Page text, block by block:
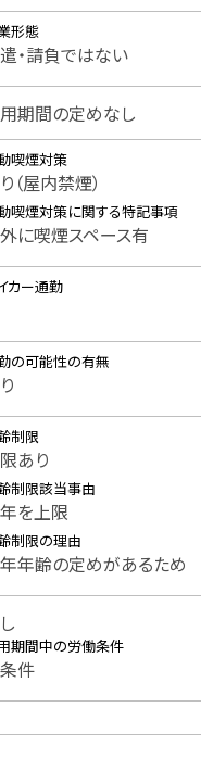
形態
・請負ではない
期間の定めなし
喫煙対策
（屋内禁煙）
喫煙対策に関する特記事項
に喫煙スペース有
カー通勤
の可能性の有無
制限
あり
制限該当事由
を上限
制限の理由
年齢の定めがあるため
期間中の労働条件
件